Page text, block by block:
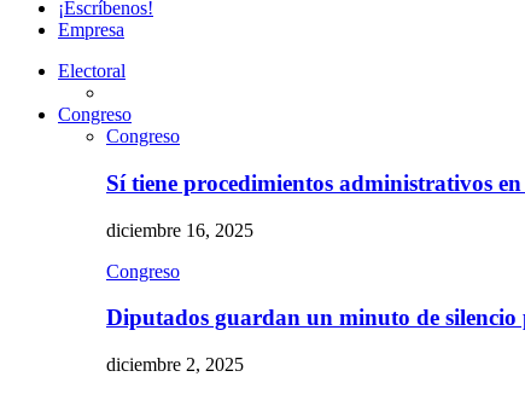
¡Escríbenos!
Empresa
Electoral
Congreso
Congreso
Sí tiene procedimientos administrativos
diciembre 16, 2025
Congreso
Diputados guardan un minuto de
diciembre 2, 2025